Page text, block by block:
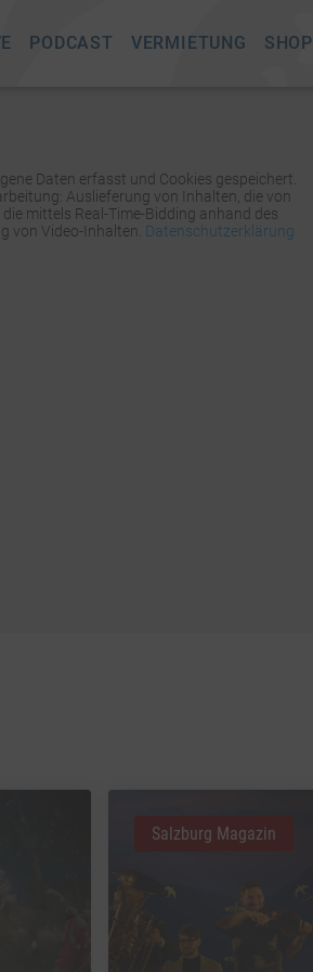
PODCAST VERMIETUNG SHOP
Daten erfasst und Cookies gespeichert.
Auslieferung von Inhalten, die von
mittels Real-Time-Bidding anhand des
von Video-Inhalten. Datenschutzerklärung
Salzburg Magazin